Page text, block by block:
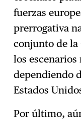
fuerzas
prerrogativa
conjunto de la
los escenarios
dependiendo
Estados
Por último,